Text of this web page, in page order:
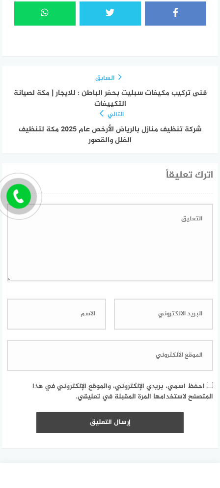
السابق
فنى تركيب مكيفات سبليت بحفر الباطن : للايجار | مكة لصيانة
التكييفات
التالي
شركة تنظيف منازل بالرياض الأرخص عام ٢٠٢٥ مكة لتنظيف
الفلل والقصور
اترك تعليقاً
احفظ اسمي، بريدي الإلكتروني، والموقع الإلكتروني في هذا
المتصفح لاستخدامها المرة المقبلة في تعليقي.